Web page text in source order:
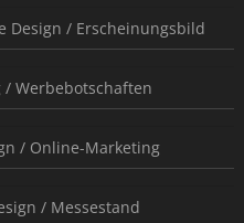
Design / Erscheinungsbild
/ Werbebotschaften
/ Online-Marketing
/ Messestand